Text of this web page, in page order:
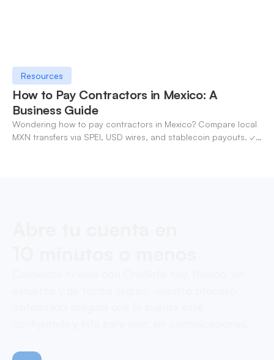
Resources
How to Pay Contractors in Mexico: A
Business Guide
Wondering how to pay contractors in Mexico? Compare local
MXN transfers via SPEI, USD wires, and stablecoin payouts. ✓